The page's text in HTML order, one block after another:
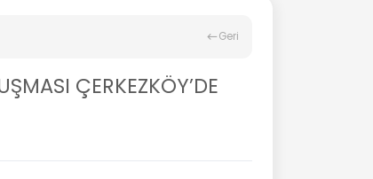
Geri
ÇERKEZKÖY’DE